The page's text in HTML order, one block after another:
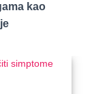
kao